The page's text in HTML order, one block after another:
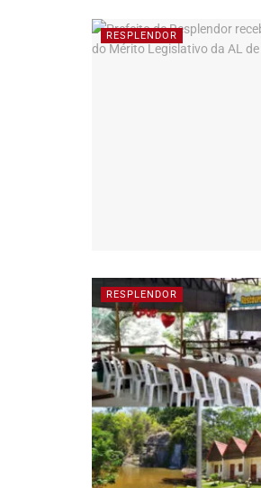
RESPLENDOR
RESPLENDOR